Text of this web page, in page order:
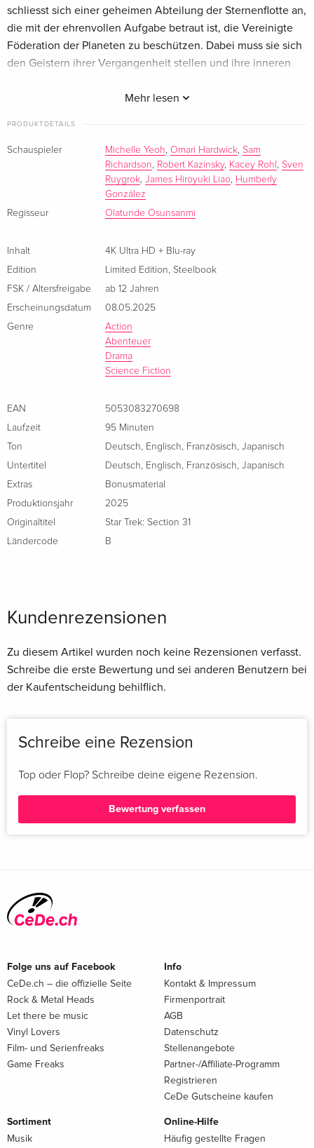
ray
Englisch · UK Version
4K Ultra HD + Blu-ray
CHF 45.50
ray
Limited Edition, 4K Ultra HD + Blu-ray
CHF 26.50
Mehr lesen
schliesst sich einer geheimen Abteilung der Sternenflotte an,
die mit der ehrenvollen Aufgabe betraut ist, die Vereinigte
Föderation der Planeten zu beschützen. Dabei muss sie sich
den Geistern ihrer Vergangenheit stellen und ihre inneren
charismatische Omari Hardwick und der Emmy®-Preisträger
PRODUKTDETAILS
Schauspieler Michelle Yeoh, Omari Hardwick, Sam
Richardson, Robert Kazinsky, Kacey Rohl , Sven
Ruygrok, James Hiroyuki Liao, Humberly
González
Regisseur
Olatunde Osunsanmi
Inhalt
4K Ultra HD + Blu-ray
Edition
Limited Edition, Steelbook
FSK / Altersfreigabe
ab 12 Jahren
Erscheinungsdatum
08.05.2025
Genre
Action
Abenteuer
Drama
Science Fiction
EAN
5053083270698
Laufzeit
95 Minuten
Ton
Deutsch, Englisch, Französisch, Japanisch
Untertitel
Deutsch, Englisch, Französisch, Japanisch
Extras
Bonusmaterial
Produktionsjahr
2025
Originaltitel
Star Trek: Section 31
Ländercode
B
Kundenrezensionen
Zu diesem Artikel wurden noch keine Rezensionen verfasst.
Schreibe die erste Bewertung und sei anderen Benutzern bei
der Kaufentscheidung behilflich.
Schreibe eine Rezension
Top oder Flop? Schreibe deine eigene Rezension.
Bewertung verfassen
Folge uns auf Facebook
CeDe.ch – die offizielle Seite
Rock & Metal Heads
Let there be music
Vinyl Lovers
Film- und Serienfreaks
Game Freaks
Info
Kontakt & Impressum
Firmenportrait
AGB
Datenschutz
Stellenangebote
Partner-/Affiliate-Programm
Registrieren
CeDe Gutscheine kaufen
Sortiment
Musik
Online-Hilfe
Häufig gestellte Fragen